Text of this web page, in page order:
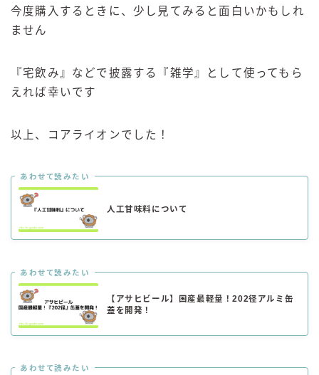
今度購入するときに、少し見てみると面白いかもしれ
ません
『宅飲み』などで披露する『雑学』として使ってもら
えれば幸いです
以上、コアライオンでした！
あわせて読みたい
人工甘味料について
あわせて読みたい
【アサヒビール】国産最軽量！202径アルミ缶
蓋を開発！
あわせて読みたい